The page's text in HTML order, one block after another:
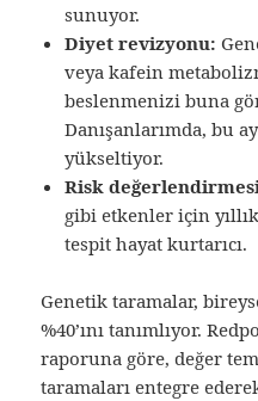
sunuyor.
Diyet revizyonu:
veya kafein
beslenmenizi buna
Danışanlarımda, bu
yükseltiyor.
Risk
gibi etkenler için
tespit hayat kurtarıcı.
Genetik taramalar,
%40’ını tanımlıyor.
raporuna göre, değer
taramaları entegre